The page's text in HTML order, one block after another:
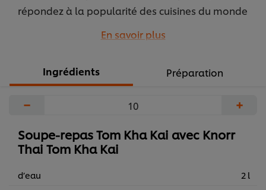
répondez à la popularité des cuisines du monde
consistante, riche en légumes.
En savoir plus
Ingrédients Préparation
− +
Soupe-repas Tom Kha Kai avec Knorr
Thai Tom Kha Kai
d’eau
2 l